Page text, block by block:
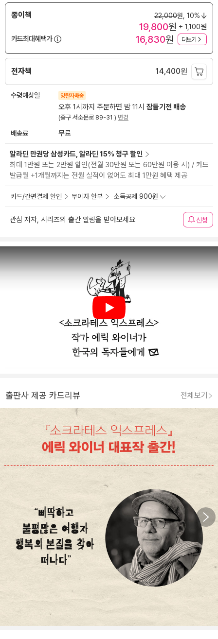
종이책 22,000원, 10%
19,800원 + 1,100원
카드최대혜택가
16,830원 더보기
전자책 14,400원
수령예상일 양탄자배송
오후 1시까지 주문하면 밤 11시 잠들기전 배송
(중구 서소문로 89-31 ) 변경
배송료 무료
알라딘 만권당 삼성카드, 알라딘 15% 청구 할인
최대 1만원 또는 2만원 할인(전월 30만원 또는 60만원 이용 시) / 카드
발급월 +1개월까지는 전월 실적이 없어도 최대 1만원 혜택 제공
카드/간편결제 할인 무이자 할부 소득공제 900원
관심 저자, 시리즈의 출간 알림을 받아보세요 신청
Play
출판사 제공 카드리뷰 전체보기